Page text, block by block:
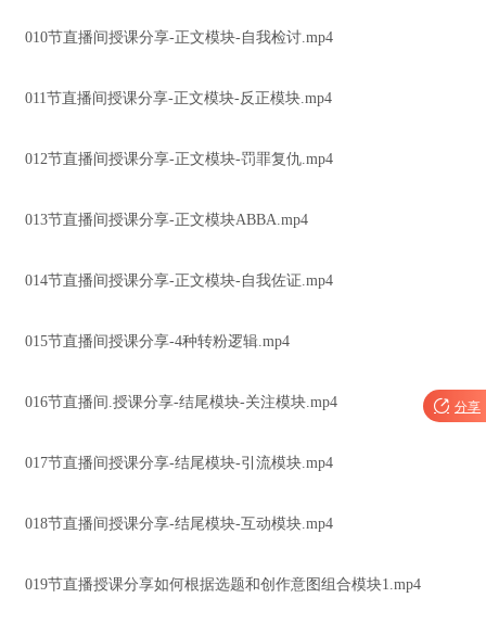
010节直播间授课分享-正文模块-自我检讨.mp4
011节直播间授课分享-正文模块-反正模块.mp4
012节直播间授课分享-正文模块-罚罪复仇.mp4
013节直播间授课分享-正文模块ABBA.mp4
014节直播间授课分享-正文模块-自我佐证.mp4
015节直播间授课分享-4种转粉逻辑.mp4
016节直播间.授课分享-结尾模块-关注模块.mp4
017节直播间授课分享-结尾模块-引流模块.mp4
018节直播间授课分享-结尾模块-互动模块.mp4
019节直播授课分享如何根据选题和创作意图组合模块1.mp4
 分享